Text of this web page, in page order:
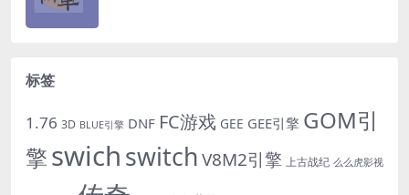
标签
1.76 3D BLUE引擎 DNF FC游戏 GEE GEE引擎 GOM引
擎swichswitchV8M2引擎 上古战纪 么么虎影视